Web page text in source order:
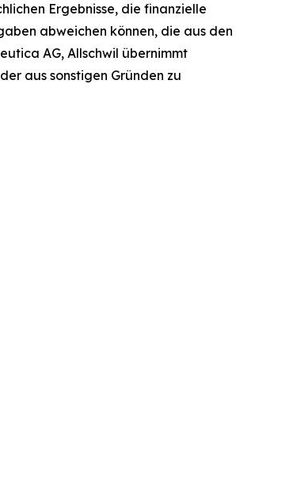
Ergebnisse, die finanzielle
abweichen können, die aus den
AG, Allschwil übernimmt
aus sonstigen Gründen zu